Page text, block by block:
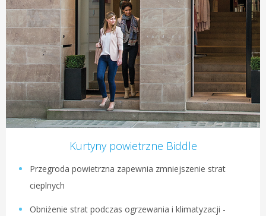
Kurtyny powietrzne Biddle
Przegroda powietrzna zapewnia zmniejszenie strat
cieplnych
Obniżenie strat podczas ogrzewania i klimatyzacji -